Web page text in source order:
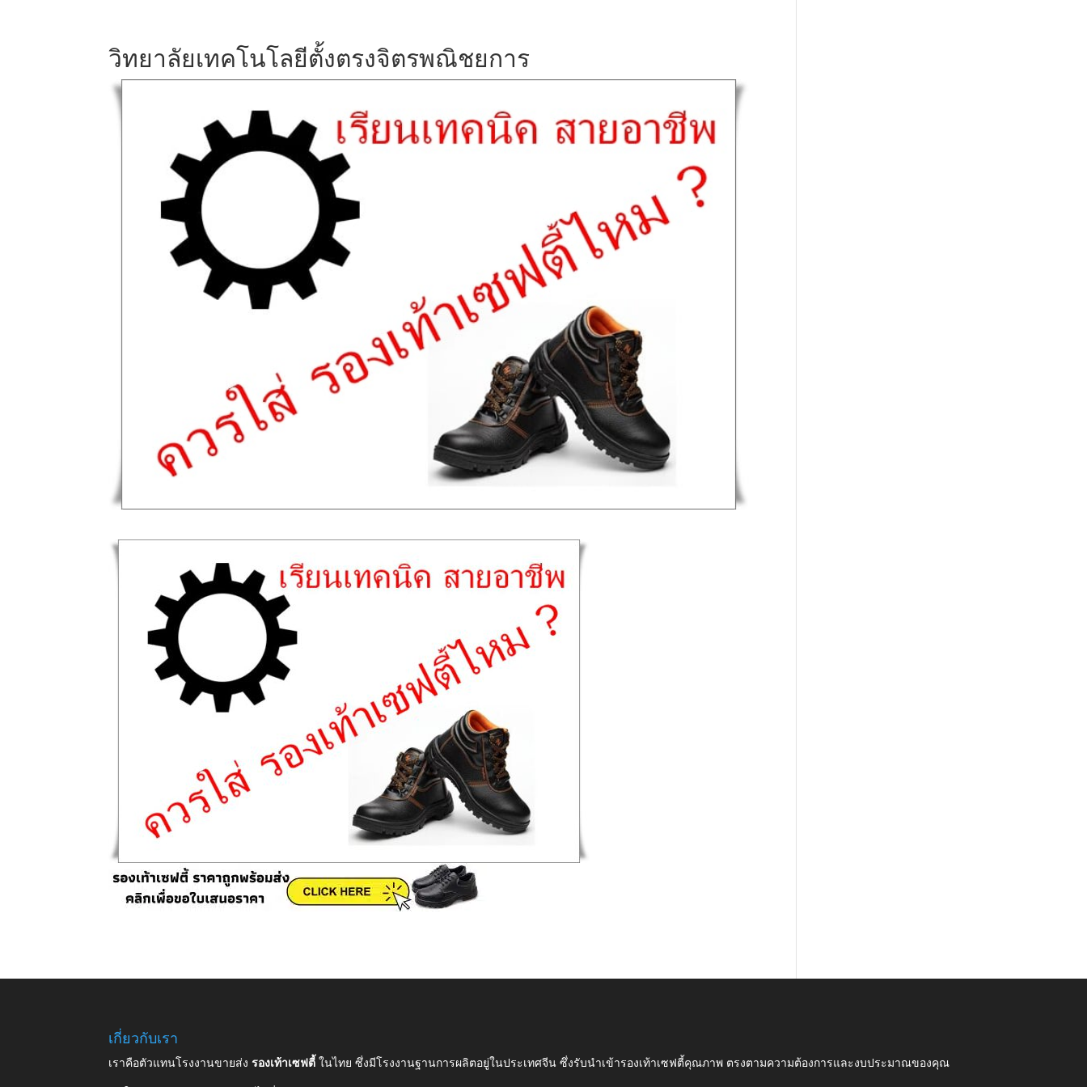
วิทยาลัยเทคโนโลยีตั้งตรงจิตรพณิชยการ
เกี่ยวกับเรา
เราคือตัวแทนโรงงานขายส่งรองเท้าเซฟตี้ในไทย ซึ่งมีโรงงานฐานการผลิตอยู่ในประเทศจีน ซึ่งรับนำเข้ารองเท้าเซฟตี้คุณภาพ ตรงตามความต้องการและงบประมาณของคุณ